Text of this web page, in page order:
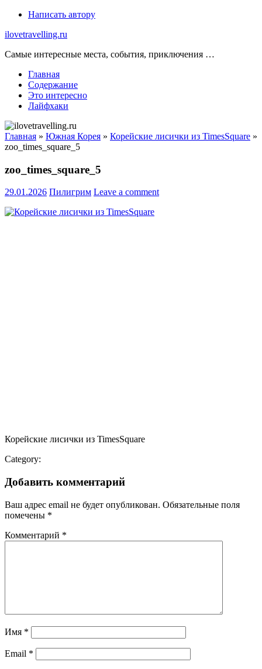
Skip
content
Написать автору
ilovetravelling.ru
Самые интересные места, события, приключения …
Главная
Содержание
Это интересно
Лайфхаки
Главная » Южная Корея » Корейские лисички из TimesSquare »
zoo_times_square_5
zoo_times_square_5
29.01.2026 Пилигрим Leave a comment
Корейские лисички из TimesSquare
Category:
Добавить комментарий
Ваш адрес email не будет опубликован. Обязательные поля
помечены *
Комментарий *
Имя *
Email *